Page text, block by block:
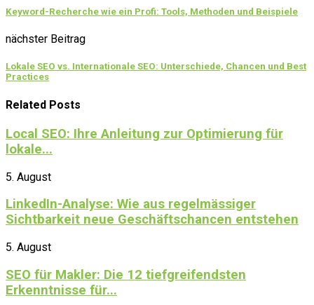
Keyword-Recherche wie ein Profi: Tools, Methoden und Beispiele
nächster Beitrag
Lokale SEO vs. Internationale SEO: Unterschiede, Chancen und Best
Practices
Related Posts
Local SEO: Ihre Anleitung zur Optimierung für
lokale...
5. August
LinkedIn-Analyse: Wie aus regelmässiger
Sichtbarkeit neue Geschäftschancen entstehen
5. August
SEO für Makler: Die 12 tiefgreifendsten
Erkenntnisse für...